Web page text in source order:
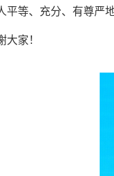
平等、充分、有尊严
大家！